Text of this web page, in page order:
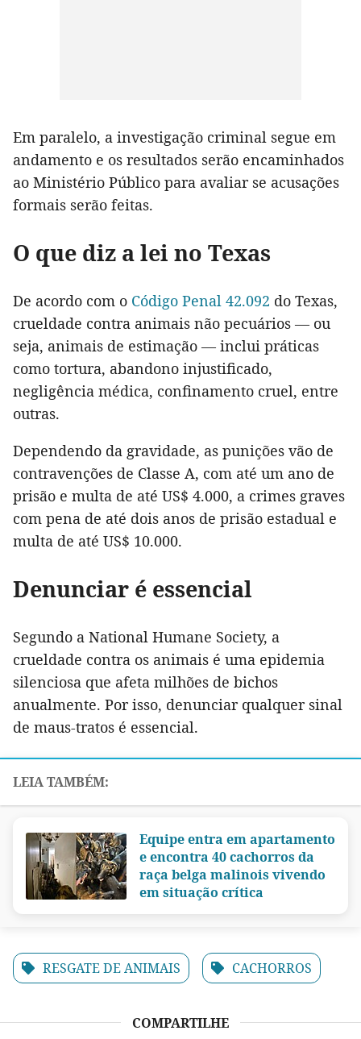
Em paralelo, a investigação criminal segue em
andamento e os resultados serão encaminhados
ao Ministério Público para avaliar se acusações
formais serão feitas.
O que diz a lei no Texas
De acordo com o Código Penal 42.092 do Texas,
crueldade contra animais não pecuários — ou
seja, animais de estimação — inclui práticas
como tortura, abandono injustificado,
negligência médica, confinamento cruel, entre
outras.
Dependendo da gravidade, as punições vão de
contravenções de Classe A, com até um ano de
prisão e multa de até US$ 4.000, a crimes graves
com pena de até dois anos de prisão estadual e
multa de até US$ 10.000.
Denunciar é essencial
Segundo a National Humane Society, a
crueldade contra os animais é uma epidemia
silenciosa que afeta milhões de bichos
anualmente. Por isso, denunciar qualquer sinal
de maus-tratos é essencial.
Equipe entra em apartamento
e encontra 40 cachorros da
raça belga malinois vivendo
em situação crítica
RESGATE DE ANIMAIS CACHORROS
COMPARTILHE